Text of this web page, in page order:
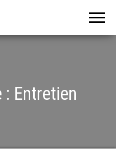
: Entretien